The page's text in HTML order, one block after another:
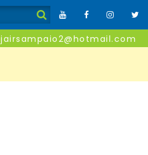
jairsampaio2@hotmail.com